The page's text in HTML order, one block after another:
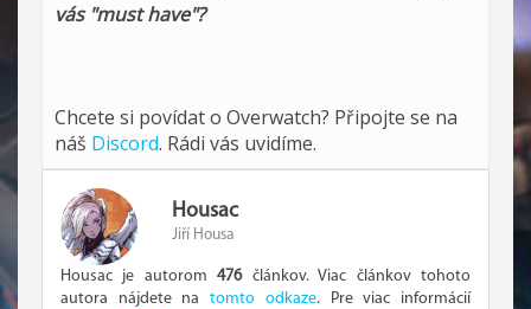
vás "must have"?
Chcete si povídat o Overwatch? Připojte se na
náš Discord. Rádi vás uvidíme.
Housac
Jiří Housa
Housac je autorom476článkov. Viac článkov tohoto
autora nájdete natomto odkaze. Pre viac informácií